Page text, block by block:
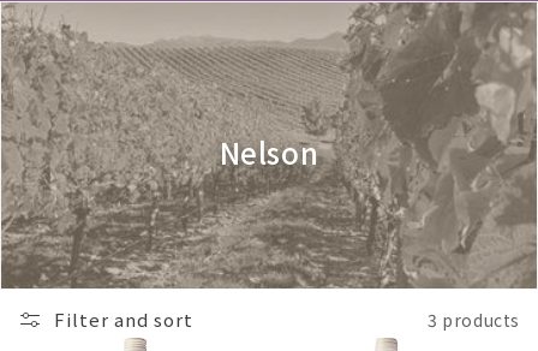
C
o
l
l
Nelson
Filter and sort 3 products